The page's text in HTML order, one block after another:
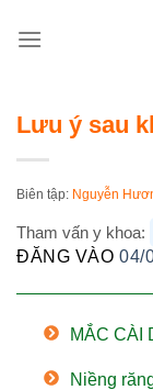
qua
Lưu ý sau
Biên tập: Nguyễn
Tham vấn y khoa:
ĐĂNG VÀO04/
MẮC CÀI
Niềng